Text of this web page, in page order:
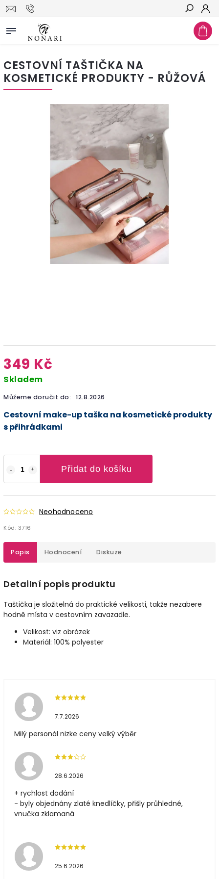
Hledat
CESTOVNÍ TAŠTIČKA NA
KOSMETICKÉ PRODUKTY - RŮŽOVÁ
349 Kč
Skladem
Můžeme doručit do: 12.8.2026
Přidat do košíku
Neohodnoceno
Kód: 3716
Cestovní make-up taška na kosmetické produkty
s přihrádkami
Popis Hodnocení Diskuze
Detailní popis produktu
Taštička je složitelná do praktické velikosti, takže nezabere
hodně místa v cestovním zavazadle.
Velikost: viz obrázek
Materiál: 100% polyester
7.7.2026
Milý personál nizke ceny velký výběr
28.6.2026
+ rychlost dodání
- byly objednány zlaté knedlíčky, přišly průhledné,
vnučka zklamaná
25.6.2026